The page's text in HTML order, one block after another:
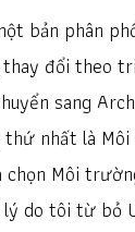
bản phân
đổi theo
sang
thứ nhất là
Môi
do tôi từ bỏ